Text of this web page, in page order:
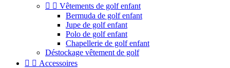
  Vêtements de golf enfant
Bermuda de golf enfant
Jupe de golf enfant
Polo de golf enfant
Chapellerie de golf enfant
Déstockage vêtement de golf
  Accessoires